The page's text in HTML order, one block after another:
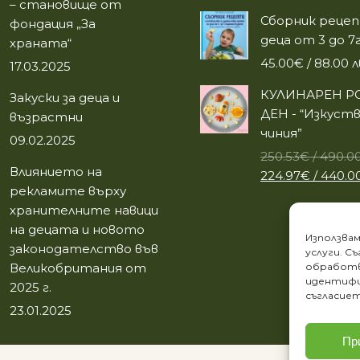
услуги.
– становище от
фондация „За
храната“
17.03.2025
Закуски за деца и
възрастни
09.02.2025
Влиянието на
рекламите върху
хранителните навици
на децата и новото
законодателство във
Великобритания от
2025 г.
23.01.2025
Сборник
деца от 3 до
45.00€ / 88.00
КУЛИНАРЕН
ДЕН -
чиния”
250.53€/
Original
250.53€
224.97€ /